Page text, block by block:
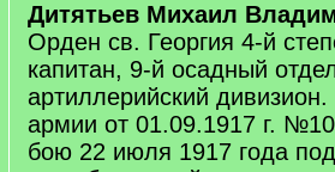
Дитятьев Михаил
Орден св. Георгия 4-й
капитан, 9-й осадный
артиллерийский
армии от 01.09.1917 г.
бою 22 июля 1917 года